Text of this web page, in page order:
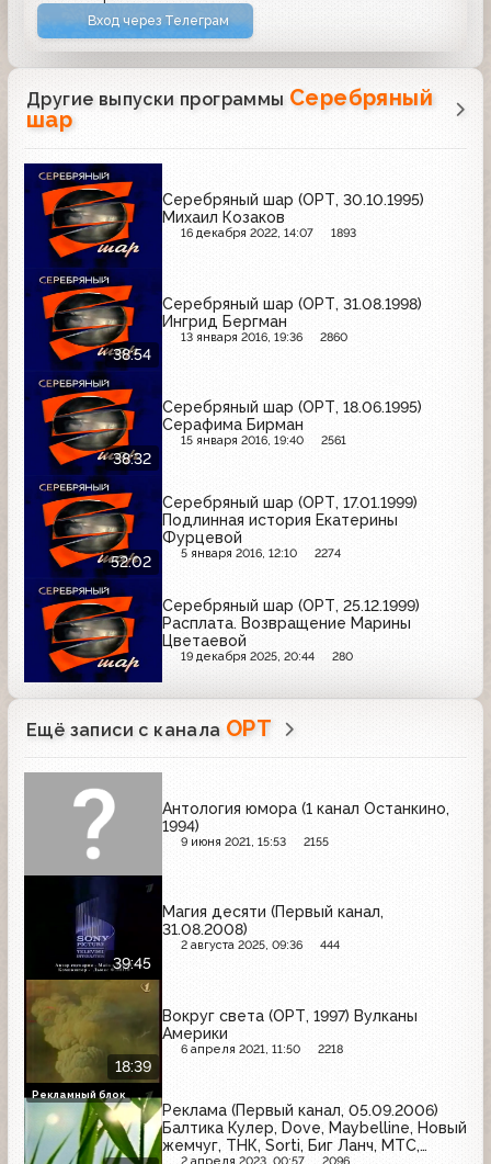
Вход через Телеграм
Другие выпуски программы Серебряный
шар
Серебряный шар (ОРТ, 30.10.1995)
Михаил Козаков
16 декабря 2022, 14:07 1893
38:54
Серебряный шар (ОРТ, 31.08.1998)
Ингрид Бергман
13 января 2016, 19:36 2860
38:32
Серебряный шар (ОРТ, 18.06.1995)
Серафима Бирман
15 января 2016, 19:40 2561
52:02
Серебряный шар (ОРТ, 17.01.1999)
Подлинная история Екатерины
Фурцевой
5 января 2016, 12:10 2274
Серебряный шар (ОРТ, 25.12.1999)
Расплата. Возвращение Марины
Цветаевой
19 декабря 2025, 20:44 280
Ещё записи с канала ОРТ
Антология юмора (1 канал Останкино,
1994)
9 июня 2021, 15:53 2155
39:45
Магия десяти (Первый канал,
31.08.2008)
2 августа 2025, 09:36 444
18:39
Вокруг света (ОРТ, 1997) Вулканы
Америки
6 апреля 2021, 11:50 2218
Реклама (Первый канал, 05.09.2006)
Балтика Кулер, Dove, Maybelline, Новый
жемчуг, ТНК, Sorti, Биг Ланч, МТС,
Рекламный блок